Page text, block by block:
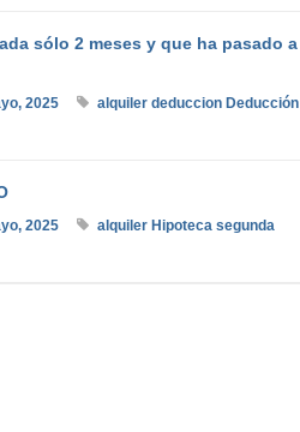
sólo 2 meses y que ha pasado a
2025 alquiler deduccion Deducción
2025 alquiler Hipoteca segunda